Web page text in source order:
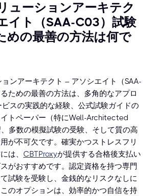
ューションアーキテク
イト（SAA-C03）試験
めの最善の方法は何で
ンアーキテクト – アソシエイト（SAA-
ための最善の方法は、多角的なアプロ
スの実践的な経験、公式試験ガイドの
トペーパー（特にWell-Architected
多数の模擬試験の受験、そして質の高
が不可欠です。確実かつストレスフリ
は、 CBTProxyが提供する合格後支払い
がおすすめです。認定資格を持つ専門
試験を受験し、金銭的なリスクなしに
のオプションは、効率的かつ自信を持